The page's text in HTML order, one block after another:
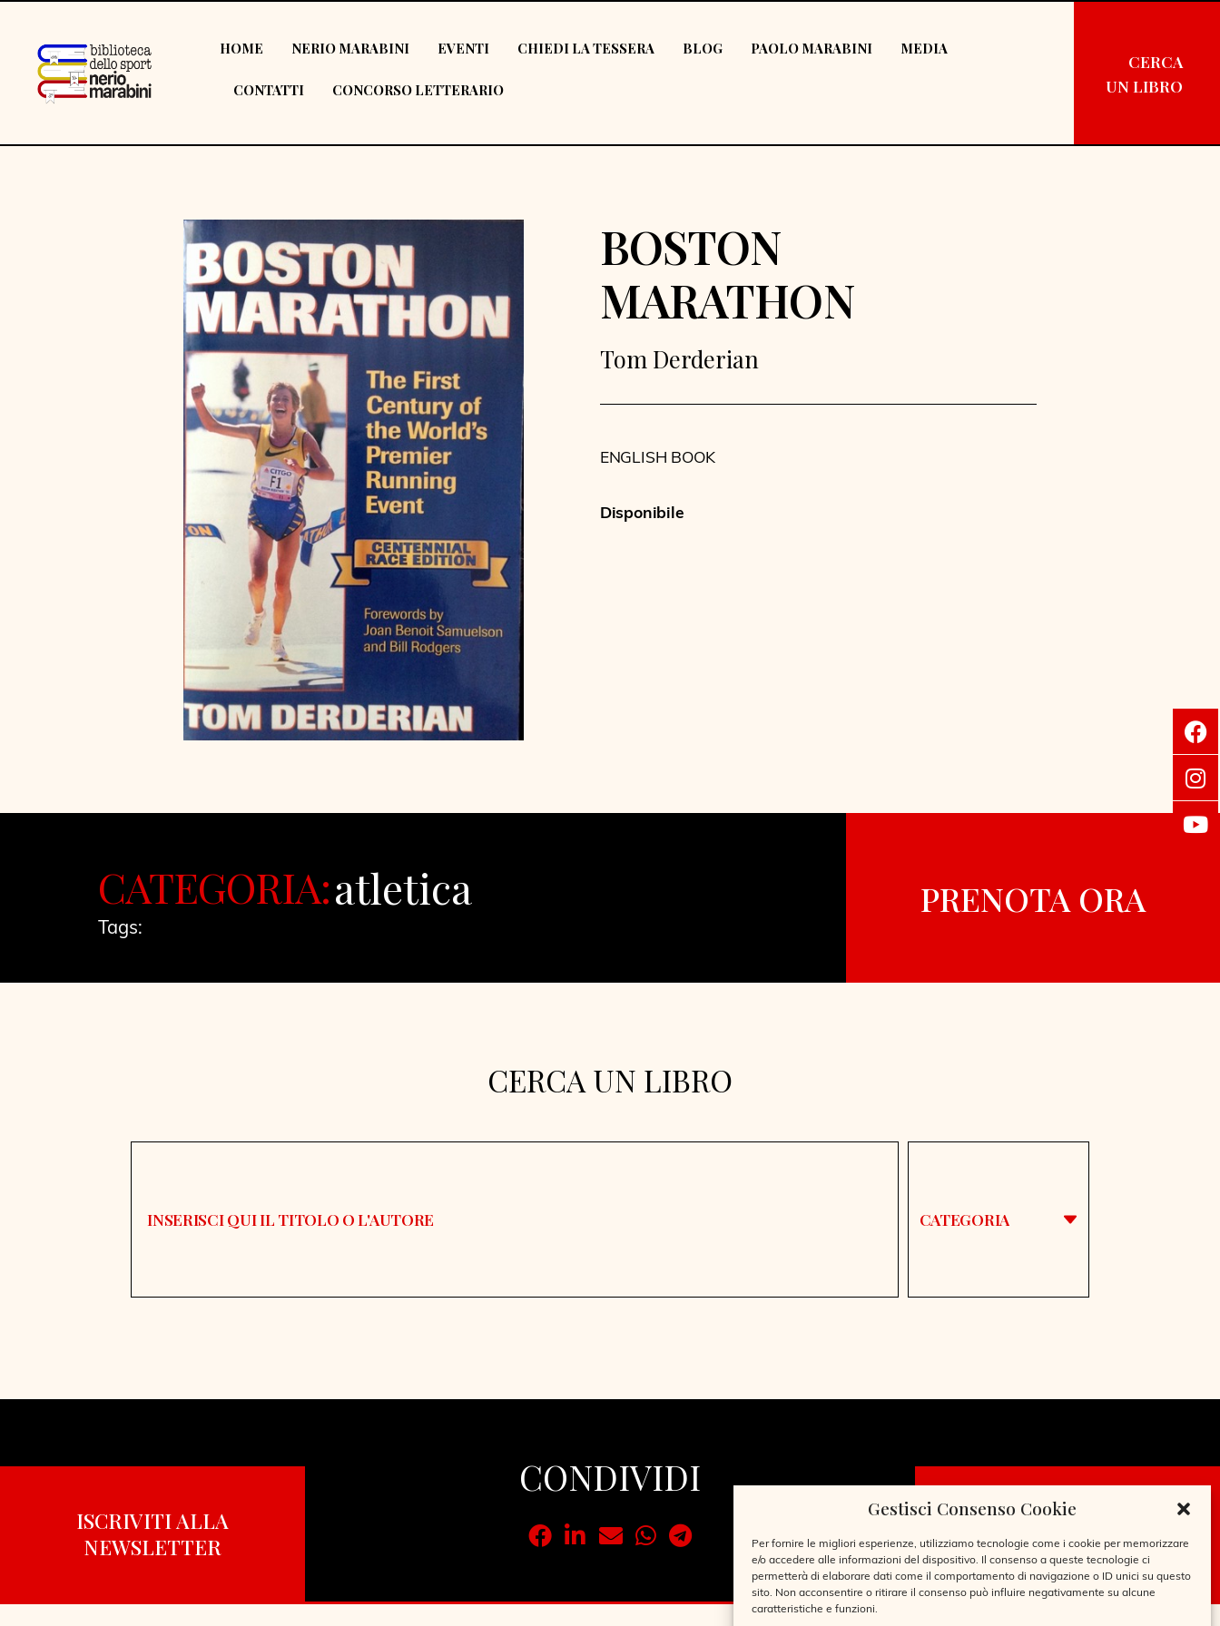
Gestisci Consenso Cookie
Per fornire le migliori esperienze, utilizziamo tecnologie come i cookie per memorizzare
e/o accedere alle informazioni del dispositivo. Il consenso a queste tecnologie ci
permetterà di elaborare dati come il comportamento di navigazione o ID unici su questo
sito. Non acconsentire o ritirare il consenso può influire negativamente su alcune
caratteristiche e funzioni.
HOME NERIO MARABINI EVENTI CHIEDI LA TESSERA BLOG PAOLO MARABINI MEDIA
CONTATTI CONCORSO LETTERARIO
CERCA
UN LIBRO
BOSTON
MARATHON
Tom Derderian
ENGLISH BOOK
Disponibile
CATEGORIA:atletica
Tags:
PRENOTA ORA
CERCA UN LIBRO
CATEGORIA
CONDIVIDI
ISCRIVITI ALLA
NEWSLETTER
CHIEDI LA
TESSERA